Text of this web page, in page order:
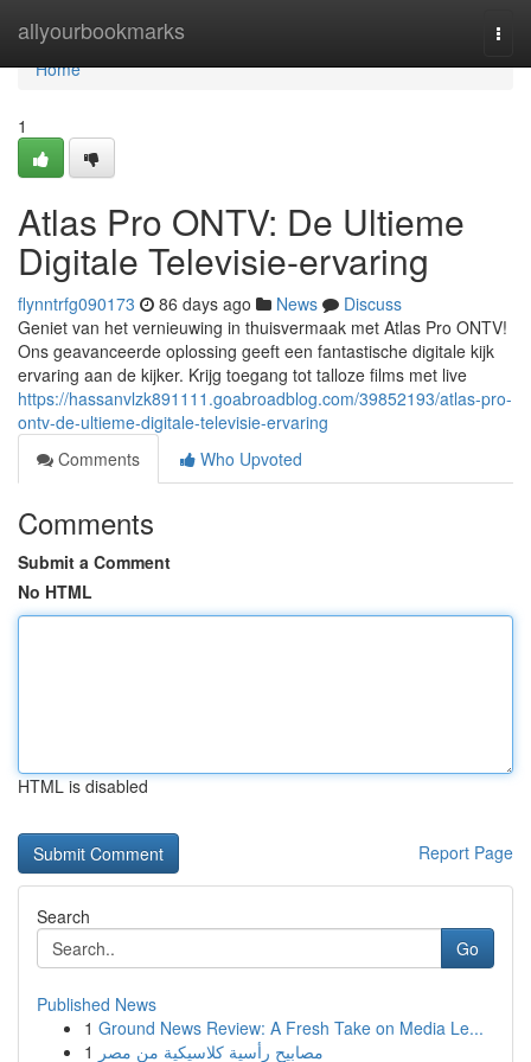
allyourbookmarks
Home
Home
1
Atlas Pro ONTV: De Ultieme
Digitale Televisie-ervaring
flynntrfg090173 86 days ago News
Discuss
Geniet van het vernieuwing in thuisvermaak met Atlas Pro ONTV!
Ons geavanceerde oplossing geeft een fantastische digitale kijk
ervaring aan de kijker. Krijg toegang tot talloze films met live
https://hassanvlzk891111.goabroadblog.com/39852193/atlas-pro-
ontv-de-ultieme-digitale-televisie-ervaring
Comments
Who Upvoted
Comments
Submit a Comment
No HTML
HTML is disabled
Report Page
Search
Go
Published News
1 Ground News Review: A Fresh Take on Media Le...
1 مصابيح رأسية كلاسيكية من مصر